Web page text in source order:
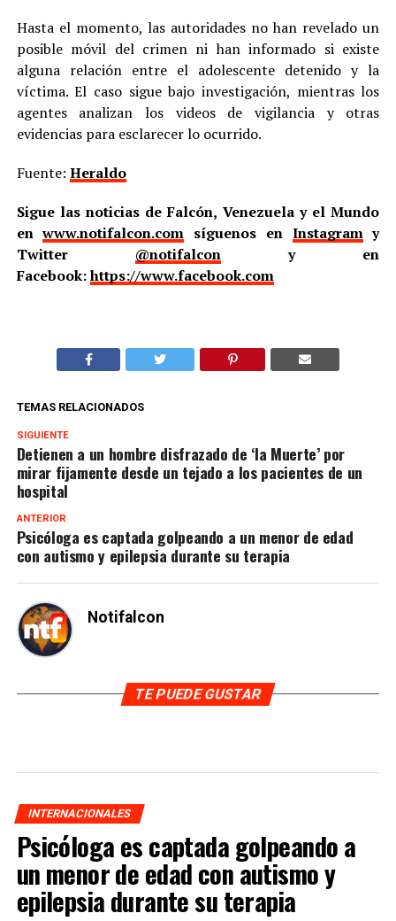
Hasta el momento, las autoridades no han revelado un
posible móvil del crimen ni han informado si existe
alguna relación entre el adolescente detenido y la
víctima. El caso sigue bajo investigación, mientras los
agentes analizan los videos de vigilancia y otras
evidencias para esclarecer lo ocurrido.
Fuente: Heraldo
Sigue las noticias de Falcón, Venezuela y el Mundo
enwww.notifalcon.com síguenos en Instagramy
Twitter @notifalcony en
Facebook:https://www.facebook.com
TEMAS RELACIONADOS
SIGUIENTE
Detienen a un hombre disfrazado de ‘la Muerte’ por
mirar fijamente desde un tejado a los pacientes de un
hospital
ANTERIOR
Psicóloga es captada golpeando a un menor de edad
con autismo y epilepsia durante su terapia
Notifalcon
TE PUEDE GUSTAR
INTERNACIONALES
Psicóloga es captada golpeando a
un menor de edad con autismo y
epilepsia durante su terapia